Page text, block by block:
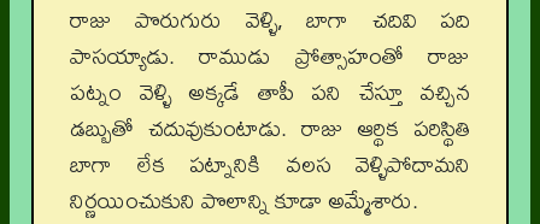
రాజు పొరుగురు వెళ్ళి, బాగా చదివి పది
పాసయ్యాడు. రాముడు ప్రోత్సాహంతో రాజు
పట్నం వెళ్ళి అక్కడే తాపీ పని చేస్తూ వచ్చిన
డబ్బుతో చదువుకుంటాడు. రాజు ఆర్థిక పరిస్థితి
బాగా లేక పట్నానికి వలస వెళ్ళిపోదామని
నిర్ణయించుకుని పొలాన్ని కూడా అమ్మేశారు.